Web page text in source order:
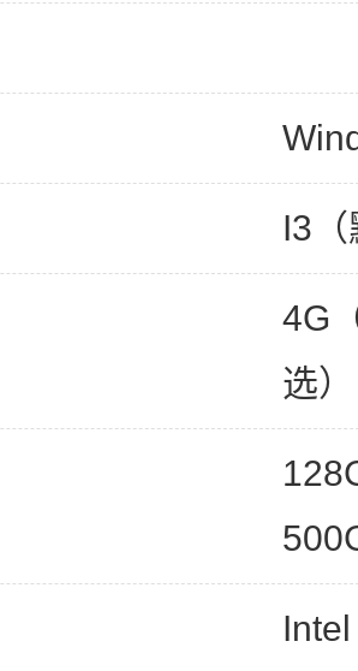
I3
4G
选）